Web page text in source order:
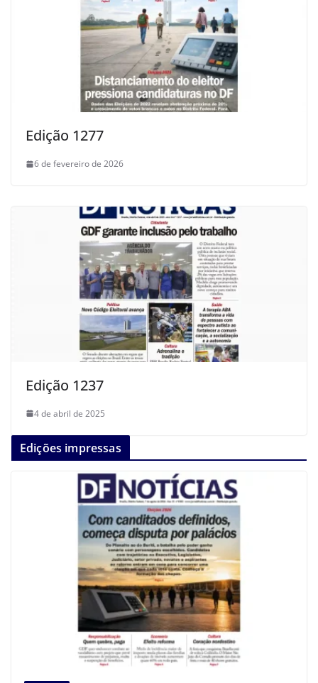
Edição 1277
6 de fevereiro de 2026
Edição 1237
4 de abril de 2025
Edições impressas